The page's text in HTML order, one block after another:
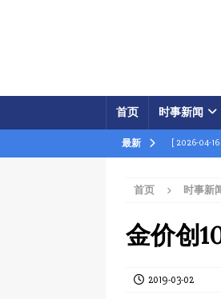
首页 时事新闻
最新 [ 2026-04-16
[ 2026-04-
[ 2026-04-15 ]
[ 2026-04-02
首页 时事新
金价创
2019-03-02